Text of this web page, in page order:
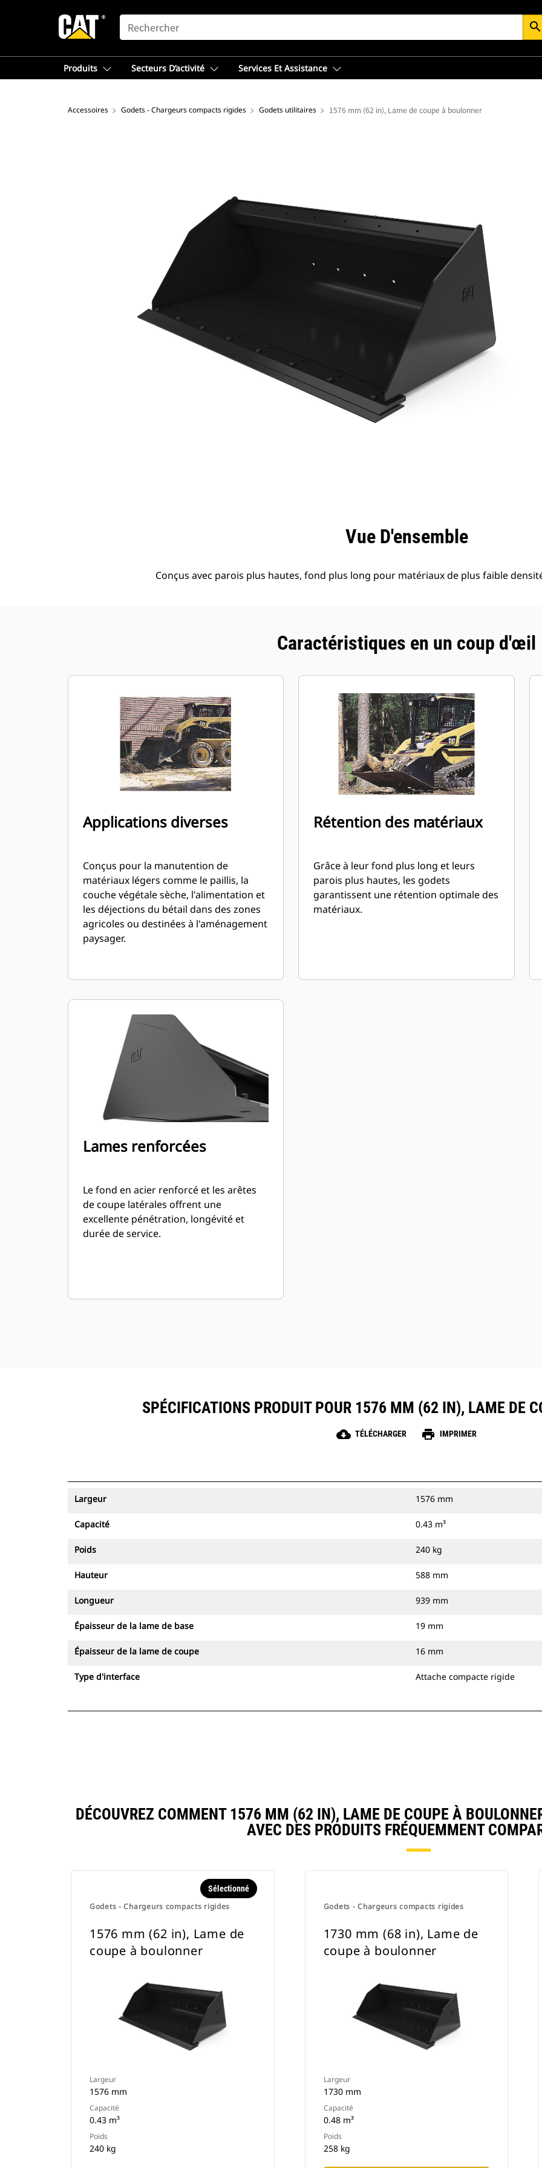
SEARCH search
Produits Secteurs D’activité Services Et Assistance
Accessoires Godets - Chargeurs compacts rigides Godets utilitaires 1576 mm (62 in), Lame de coupe à boulonner
Vue D'ensemble
Conçus avec parois plus hautes, fond plus long pour matériaux de plus faible
Caractéristiques en un coup d'œil
Applications diverses
Conçus pour la manutention de
matériaux légers comme le paillis, la
couche végétale sèche, l'alimentation et
les déjections du bétail dans des zones
agricoles ou destinées à l'aménagement
paysager.
Rétention des matériaux
Grâce à leur fond plus long et leurs
parois plus hautes, les godets
garantissent une rétention optimale des
matériaux.
Lames renforcées
Le fond en acier renforcé et les arêtes
de coupe latérales offrent une
excellente pénétration, longévité et
durée de service.
SPÉCIFICATIONS PRODUIT POUR 1576 MM (62 IN), LAME DE
cloud_download TÉLÉCHARGER print IMPRIMER
Largeur 1576 mm
Capacité 0.43 m³
Poids 240 kg
Hauteur 588 mm
Longueur 939 mm
Épaisseur de la lame de base 19 mm
Épaisseur de la lame de coupe 16 mm
Type d'interface Attache compacte rigide
DÉCOUVREZ COMMENT 1576 MM (62 IN), LAME DE COUPE À
AVEC DES PRODUITS FRÉQUEMMENT
Godets - Chargeurs compacts rigides
Sélectionné
1576 mm (62 in), Lame de
coupe à boulonner
Largeur
1576 mm
Capacité
0.43 m³
Poids
240 kg
Godets - Chargeurs compacts rigides
1730 mm (68 in), Lame de
coupe à boulonner
Largeur
1730 mm
Capacité
0.48 m³
Poids
258 kg